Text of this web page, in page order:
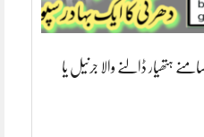
ہتھیار ڈالنے والا جرنیل یا